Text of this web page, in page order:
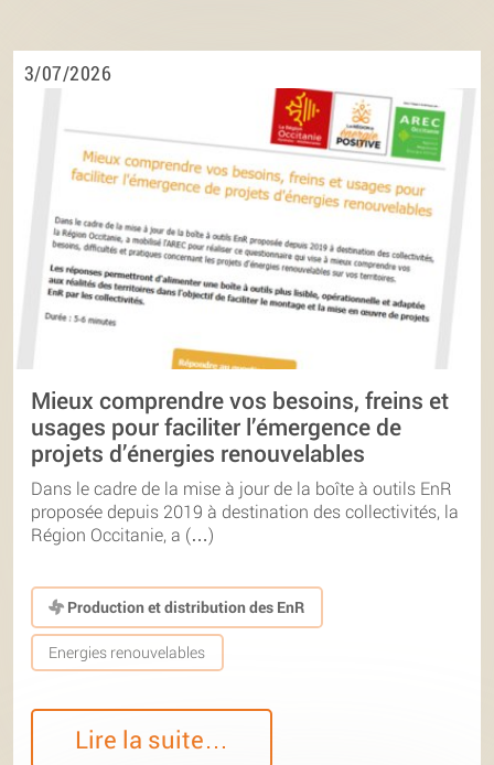
3/07/2026
Mieux comprendre vos besoins, freins et
usages pour faciliter l’émergence de
projets d’énergies renouvelables
Dans le cadre de la mise à jour de la boîte à outils EnR
proposée depuis 2019 à destination des collectivités, la
Région Occitanie, a (…)
Production et distribution des EnR
Energies renouvelables
Lire la suite…